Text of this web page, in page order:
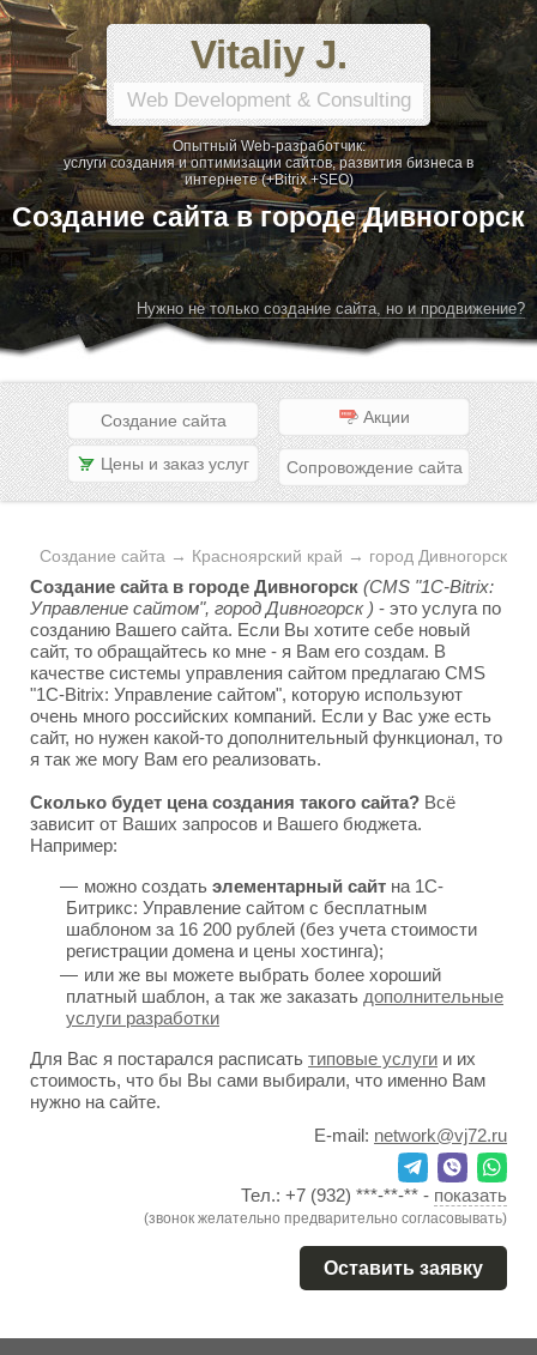
Vitaliy J.
Web Development & Consulting
Опытный Web-разработчик:
услуги создания и оптимизации сайтов, развития бизнеса в
интернете (+Bitrix +SEO)
Создание сайта в городе Дивногорск
Нужно не только создание сайта, но и продвижение?
Создание сайта Акции
Цены и заказ услуг Сопровождение сайта
Создание сайта → Красноярский край → город Дивногорск
Создание сайта в городе Дивногорск (CMS "1C-Bitrix:
Управление сайтом", город Дивногорск ) - это услуга по
созданию Вашего сайта. Если Вы хотите себе новый
сайт, то обращайтесь ко мне - я Вам его создам. В
качестве системы управления сайтом предлагаю CMS
"1C-Bitrix: Управление сайтом", которую используют
очень много российских компаний. Если у Вас уже есть
сайт, но нужен какой-то дополнительный функционал, то
я так же могу Вам его реализовать.
Сколько будет цена создания такого сайта? Всё
зависит от Ваших запросов и Вашего бюджета.
Например:
можно создать элементарный сайт на 1С-
Битрикс: Управление сайтом с бесплатным
шаблоном за 16 200 рублей (без учета стоимости
регистрации домена и цены хостинга);
или же вы можете выбрать более хороший
платный шаблон, а так же заказать дополнительные
услуги разработки
Для Вас я постарался расписать типовые услуги и их
стоимость, что бы Вы сами выбирали, что именно Вам
нужно на сайте.
E-mail: network@vj72.ru
Тел.: +7 (932) ***-**-** - показать
(звонок желательно предварительно согласовывать)
Оставить заявку